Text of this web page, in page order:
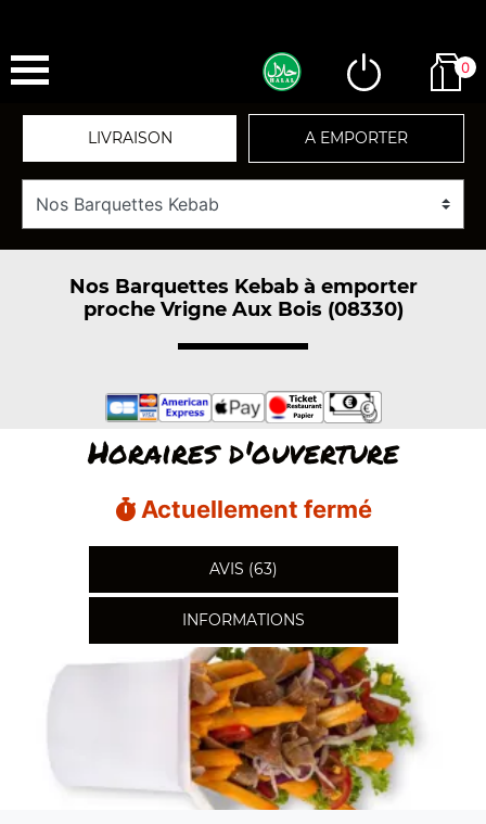
0
LIVRAISON A EMPORTER
Nos Barquettes Kebab à emporter
proche Vrigne Aux Bois (08330)
Horaires d'ouverture
Actuellement fermé
AVIS (63)
INFORMATIONS